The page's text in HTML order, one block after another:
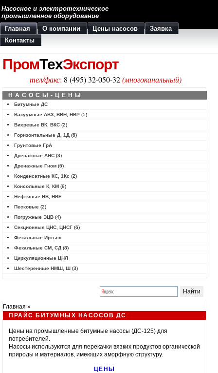
Насосное и электротехническое
промышленное оборудование
Главная
О компании Цены насосов
Заявка
Контакты
ПромТехЭкспорт
тел/факс: 8 (495) 32-050-32 (многоканальный)
НАСОСЫ-ЦЕНЫ
Битумные ДС
Вакуумные АВЗ, ВВН, НВР (5)
Вихревые ВК, ВКС (2)
Горизонтальные Д, 1Д (6)
Грунтовые ГрА
Дренажные АНС (3)
Дренажные Гном (6)
Конденсатные КС, 1Кс (2)
Консольные К, КМ (9)
Нефтяные НВ, НВЕ
Песковые (2)
Погружные ЭЦВ (4)
Секционные ЦНС, ЦНСГ (6)
Фекальные Иртыш
Фекальные СМ, СД (8)
Циркуляционные ЦНЛ
Шестеренные НМШ, Ш (3)
Главная »
ПРАЙС БИТУМНЫХ НАСОСОВ ДС
Цены на промышленные битумные насосы (ДС-125) для
потребителей.
Насосы используются для перекачки вязких продуктов органической
природы и материалов, имеющих аморфную структуру.
ЦЕНЫ